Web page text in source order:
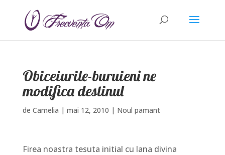
Obiceiurile-buruieni ne
modifica destinul
de Camelia | mai 12, 2010 | Noul pamant
Firea noastra tesuta initial cu lana divina